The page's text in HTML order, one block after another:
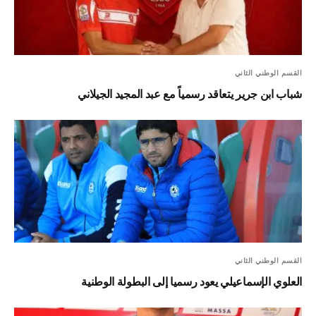
القسم الوطني الثاني
شباب ابن جرير يتعاقد رسمياً مع عبد المجيد الجيلاني
القسم الوطني الثاني
العلوي الإسماعيلي يعود رسميا إلى البطولة الوطنية